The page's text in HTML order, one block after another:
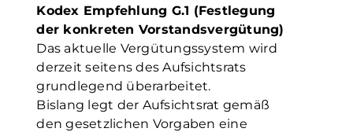
Kodex Empfehlung G.1 (Festlegung
der konkreten Vorstandsvergütung)
Das aktuelle Vergütungssystem wird
derzeit seitens des Aufsichtsrats
grundlegend überarbeitet.
Bislang legt der Aufsichtsrat gemäß
den gesetzlichen Vorgaben eine